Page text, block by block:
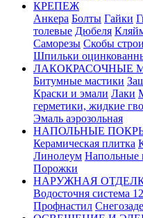
КРЕПЕЖ
Анкера Болты Гайки
толевые Дюбеля
Саморезы Скобы
Шпильки
ЛАКОКРАСОЧНЫЕ
Битумные мастики
Краски и эмали Лаки
герметики, жидкие
Эмаль аэрозольная
НАПОЛЬНЫЕ
Керамическая плитка
Линолеум Напольные
Порожки
НАРУЖНАЯ
Водосточня система
Профнастил